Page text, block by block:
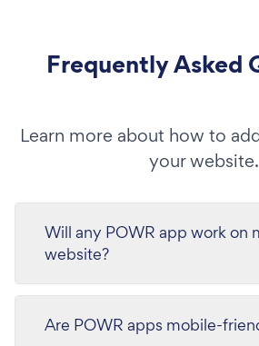
Frequently Asked
Learn more about how to
your website.
Will any POWR app work on
website?
Are POWR apps mobile-